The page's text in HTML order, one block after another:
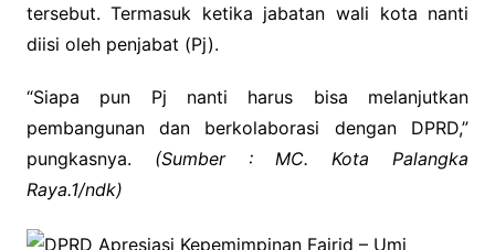
tersebut. Termasuk ketika jabatan wali kota nanti
diisi oleh penjabat (Pj).
“Siapa pun Pj nanti harus bisa melanjutkan
pembangunan dan berkolaborasi dengan DPRD,”
pungkasnya. (Sumber : MC. Kota Palangka
Raya.1/ndk)